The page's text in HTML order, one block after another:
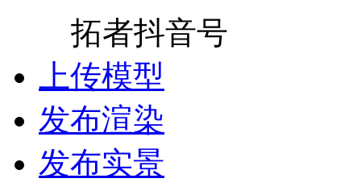
拓者抖音号
上传模型
发布渲染
发布实景